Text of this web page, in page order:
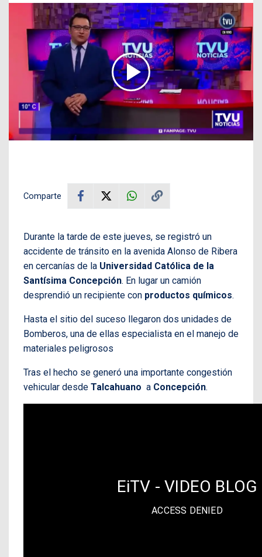
Comparte
Durante la tarde de este jueves, se registró un
accidente de tránsito en la avenida Alonso de Ribera
en cercanías de la Universidad Católica de la
Santísima Concepción. En lugar un camión
desprendió un recipiente con productos químicos.
Hasta el sitio del suceso llegaron dos unidades de
Bomberos, una de ellas especialista en el manejo de
materiales peligrosos
Tras el hecho se generó una importante congestión
vehicular desde Talcahuano a Concepción.